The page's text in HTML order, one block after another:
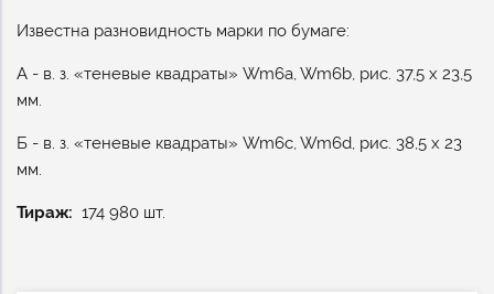
Известна разновидность марки по бумаге:
А - в. з. «теневые квадраты» Wm6a, Wm6b, рис. 37,5 х 23,5
мм.
Б - в. з. «теневые квадраты» Wm6c, Wm6d, рис. 38,5 х 23
мм.
Тираж 174 980 шт.